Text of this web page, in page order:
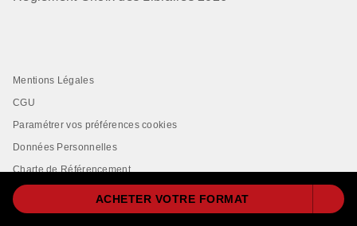
ACHETER VOTRE FORMAT
Mentions Légales
CGU
Paramétrer vos préférences cookies
Données Personnelles
Charte de Référencement